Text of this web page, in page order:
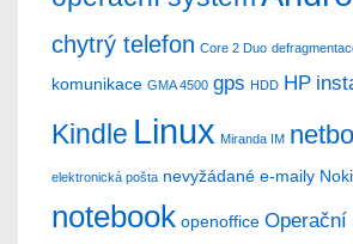
chytrý telefon Core 2 Duo
komunikace GMA 4500 gps HDD HP
Kindle Linux Miranda IM
elektronická pošta nevyžádané e-maily
notebook openoffice Operační